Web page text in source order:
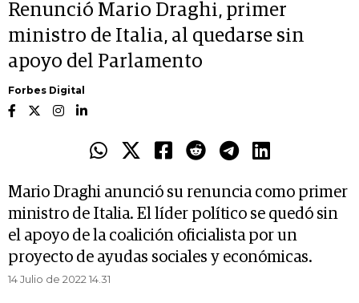
Renunció Mario Draghi, primer
ministro de Italia, al quedarse sin
apoyo del Parlamento
Forbes Digital
Mario Draghi anunció su renuncia como primer
ministro de Italia. El líder político se quedó sin
el apoyo de la coalición oficialista por un
proyecto de ayudas sociales y económicas.
14 Julio de 2022 14.31